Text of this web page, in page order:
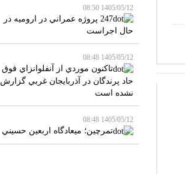
1405/05/12 08:50
247 پروژه عمراني در اروميه در
حال اجراست
1405/05/12 08:48
تاکنون موردي از آنفلوانزاي فوق
حاد پرندگان در آذربايجان غربي گزارش
نشده است
1405/05/12 08:48
تمرچين؛ ميعادگاه اربعين حسيني